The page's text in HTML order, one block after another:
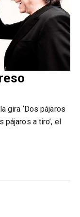
gira ‘Dos pájaros
pájaros a tiro’, el